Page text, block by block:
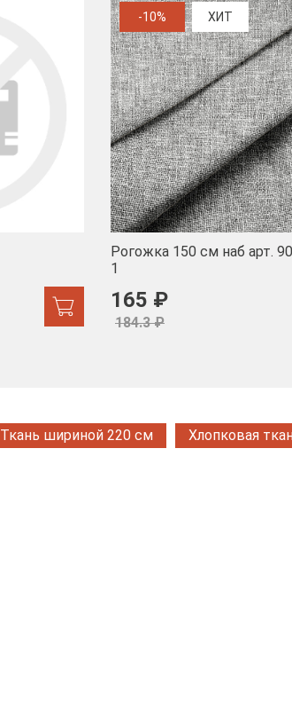
-10% ХИТ
Рогожка 150 см наб арт.
1
165 ₽
184.3 ₽
Ткань шириной 220 см Хлопковая